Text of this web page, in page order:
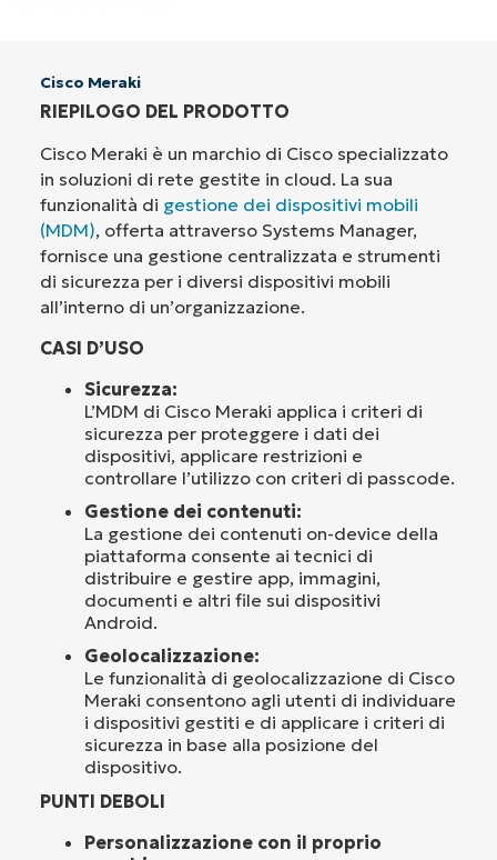
Cisco Meraki
RIEPILOGO DEL PRODOTTO
Cisco Meraki è un marchio di Cisco specializzato
in soluzioni di rete gestite in cloud. La sua
funzionalità di gestione dei dispositivi mobili
(MDM), offerta attraverso Systems Manager,
fornisce una gestione centralizzata e strumenti
di sicurezza per i diversi dispositivi mobili
all’interno di un’organizzazione.
CASI D’USO
Sicurezza:
L’MDM di Cisco Meraki applica i criteri di
sicurezza per proteggere i dati dei
dispositivi, applicare restrizioni e
controllare l’utilizzo con criteri di passcode.
Gestione dei contenuti:
La gestione dei contenuti on-device della
piattaforma consente ai tecnici di
distribuire e gestire app, immagini,
documenti e altri file sui dispositivi
Android.
Geolocalizzazione:
Le funzionalità di geolocalizzazione di Cisco
Meraki consentono agli utenti di individuare
i dispositivi gestiti e di applicare i criteri di
sicurezza in base alla posizione del
dispositivo.
PUNTI DEBOLI
Personalizzazione con il proprio